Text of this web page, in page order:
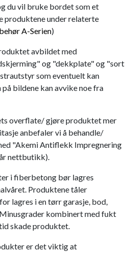
du vil bruke bordet som et
produktene under relaterte
A-Serien)
avbildet med
og "dekkplate" og "sort
som eventuelt kan
bildene kan avvike noe fra
overflate/ gjøre produktet mer
anbefaler vi å behandle/
"Akemi Antiflekk Impregnering
nettbutikk).
i fiberbetong bør lagres
Produktene tåler
lagres i en tørr garasje, bod,
kombinert med fukt
skade produktet.
er det viktig at